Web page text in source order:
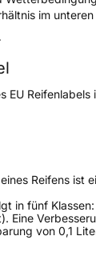
im
EU Reifenlabels
Reifens ist
in fünf
Eine
von 0,1